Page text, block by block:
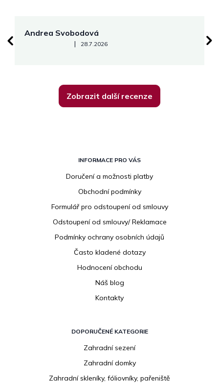
Andrea Svobodová
Hodnocení obchodu je 5 z 5 hvězdiček.
| 28.7.2026
Zobrazit další recenze
INFORMACE PRO VÁS
Doručení a možnosti platby
Obchodní podmínky
Formulář pro odstoupení od smlouvy
Odstoupení od smlouvy/ Reklamace
Podmínky ochrany osobních údajů
Často kladené dotazy
Hodnocení obchodu
Náš blog
Kontakty
DOPORUČENÉ KATEGORIE
Zahradní sezení
Zahradní domky
Zahradní skleníky, fóliovníky, pařeniště